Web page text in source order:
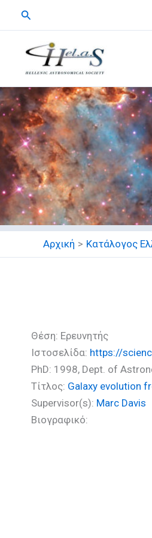
Μετάβαση
περιεχόμενο
Αναζήτηση
Αρχική Κατάλογος
Θέση: Ερευνητής
Ιστοσελίδα: https://
PhD: 1998, Dept. of
Τίτλος: Galaxy evolution
Supervisor(s): Marc Davis
Βιογραφικό: